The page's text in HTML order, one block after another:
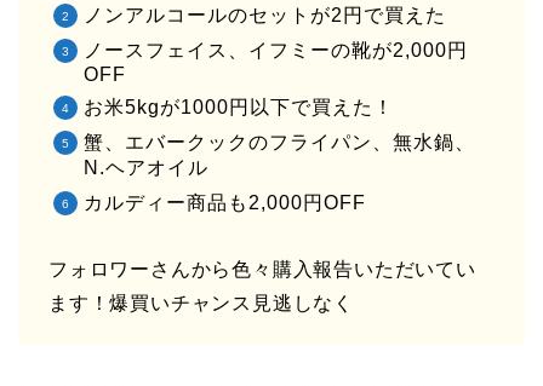
ノンアルコールのセットが2円で買えた
ノースフェイス、イフミーの靴が2,000円
OFF
お米5kgが1000円以下で買えた！
蟹、エバークックのフライパン、無水鍋、
N.ヘアオイル
カルディー商品も2,000円OFF
フォロワーさんから色々購入報告いただいてい
ます！爆買いチャンス見逃しなく